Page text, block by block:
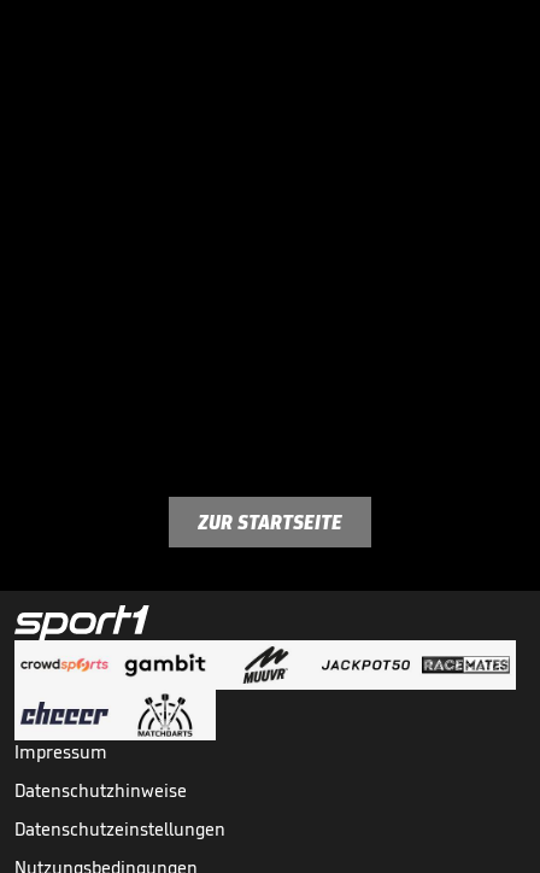
ZUR STARTSEITE
Impressum
Datenschutzhinweise
Datenschutzeinstellungen
Nutzungsbedingungen